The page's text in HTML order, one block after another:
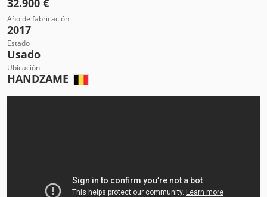
32.900 €
Año de fabricación
2017
Estado
Usado
Ubicación
HANDZAME